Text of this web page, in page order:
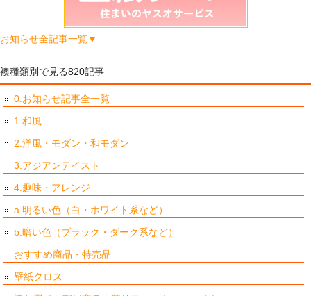
お知らせ全記事一覧▼
襖種類別で見る820記事
0.お知らせ記事全一覧
1.和風
2.洋風・モダン・和モダン
3.アジアンテイスト
4.趣味・アレンジ
a.明るい色（白・ホワイト系など）
b.暗い色（ブラック・ダーク系など）
おすすめ商品・特売品
壁紙クロス